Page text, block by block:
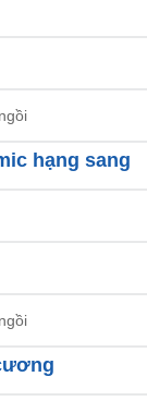
hạng sang